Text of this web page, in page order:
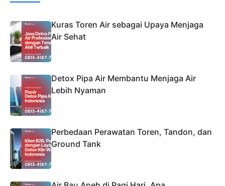
Kuras Toren Air sebagai Upaya Menjaga
Air Sehat
Detox Pipa Air Membantu Menjaga Air
Lebih Nyaman
Perbedaan Perawatan Toren, Tandon, dan
Ground Tank